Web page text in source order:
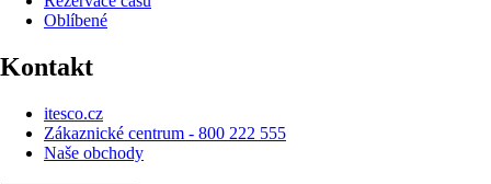
Oblíbené
Kontakt
itesco.cz
Zákaznické centrum - 800 222 555
Naše obchody